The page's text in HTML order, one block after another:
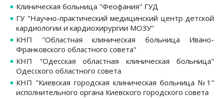
Клиническая больница "Феофания" ГУД
ГУ "Научно-практический медицинский центр детской
кардиологии и кардиохирургии МОЗУ"
КНП "Областная клиническая больница Ивано-
Франковского областного совета"
КНП "Одесская областная клиническая больница"
Одесского областного совета
КНП "Киевская городская клиническая больница №1"
исполнительного органа Киевского городского совета